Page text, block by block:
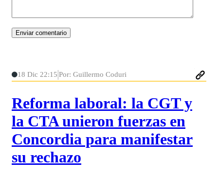
18 Dic 22:15 Por: Guillermo Coduri
Reforma laboral: la CGT y
la CTA unieron fuerzas en
Concordia para manifestar
su rechazo